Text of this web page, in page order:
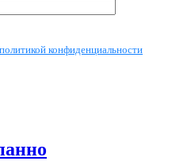
политикой конфиденциальности